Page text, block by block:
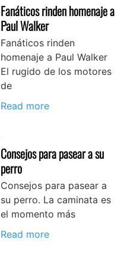
Fanáticos rinden homenaje a
Paul Walker
Fanáticos rinden
homenaje a Paul Walker
El rugido de los motores
de
Read more
Consejos para pasear a su
perro
Consejos para pasear a
su perro. La caminata es
el momento más
Read more